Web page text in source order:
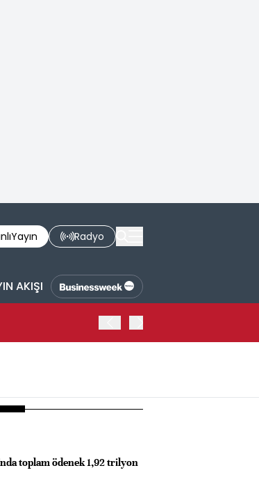
Yayın Radyo
AKIŞI
toplam ödenek 1,92 trilyon